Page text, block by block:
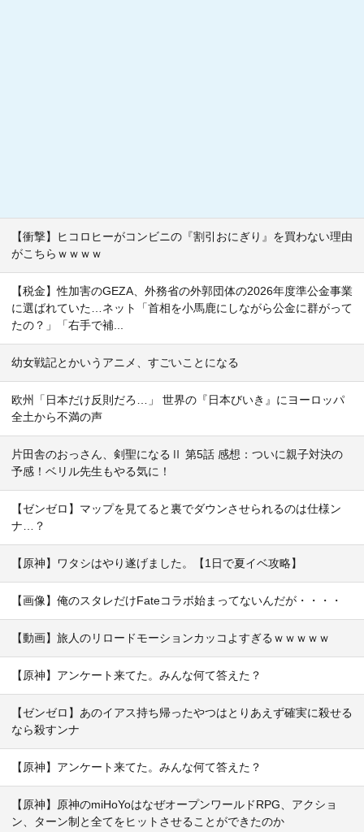
【衝撃】ヒコロヒーがコンビニの『割引おにぎり』を買わない理由
がこちらｗｗｗｗ
【税金】性加害のGEZA、外務省の外郭団体の2026年度準公金事業
に選ばれていた…ネット「首相を小馬鹿にしながら公金に群がって
たの？」「右手で補...
幼女戦記とかいうアニメ、すごいことになる
欧州「日本だけ反則だろ…」 世界の『日本びいき』にヨーロッパ
全土から不満の声
片田舎のおっさん、剣聖になるⅡ 第5話 感想：ついに親子対決の
予感！ベリル先生もやる気に！
【ゼンゼロ】マップを見てると裏でダウンさせられるのは仕様ン
ナ…？
【原神】ワタシはやり遂げました。【1日で夏イベ攻略】
【画像】俺のスタレだけFateコラボ始まってないんだが・・・・
【動画】旅人のリロードモーションカッコよすぎるｗｗｗｗｗ
【原神】アンケート来てた。みんな何て答えた？
【ゼンゼロ】あのイアス持ち帰ったやつはとりあえず確実に殺せる
なら殺すンナ
【原神】アンケート来てた。みんな何て答えた？
【原神】原神のmiHoYoはなぜオープンワールドRPG、アクショ
ン、ターン制と全てをヒットさせることができたのか